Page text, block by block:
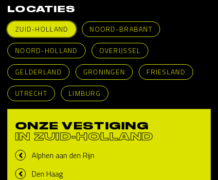
LOCATIES
ZUID-HOLLAND
NOORD-BRABANT
NOORD-HOLLAND OVERIJSSEL
GELDERLAND GRONINGEN FRIESLAND
UTRECHT LIMBURG
ONZE VESTIGING
IN ZUID-HOLLAND
Alphen aan den Rijn
Den Haag